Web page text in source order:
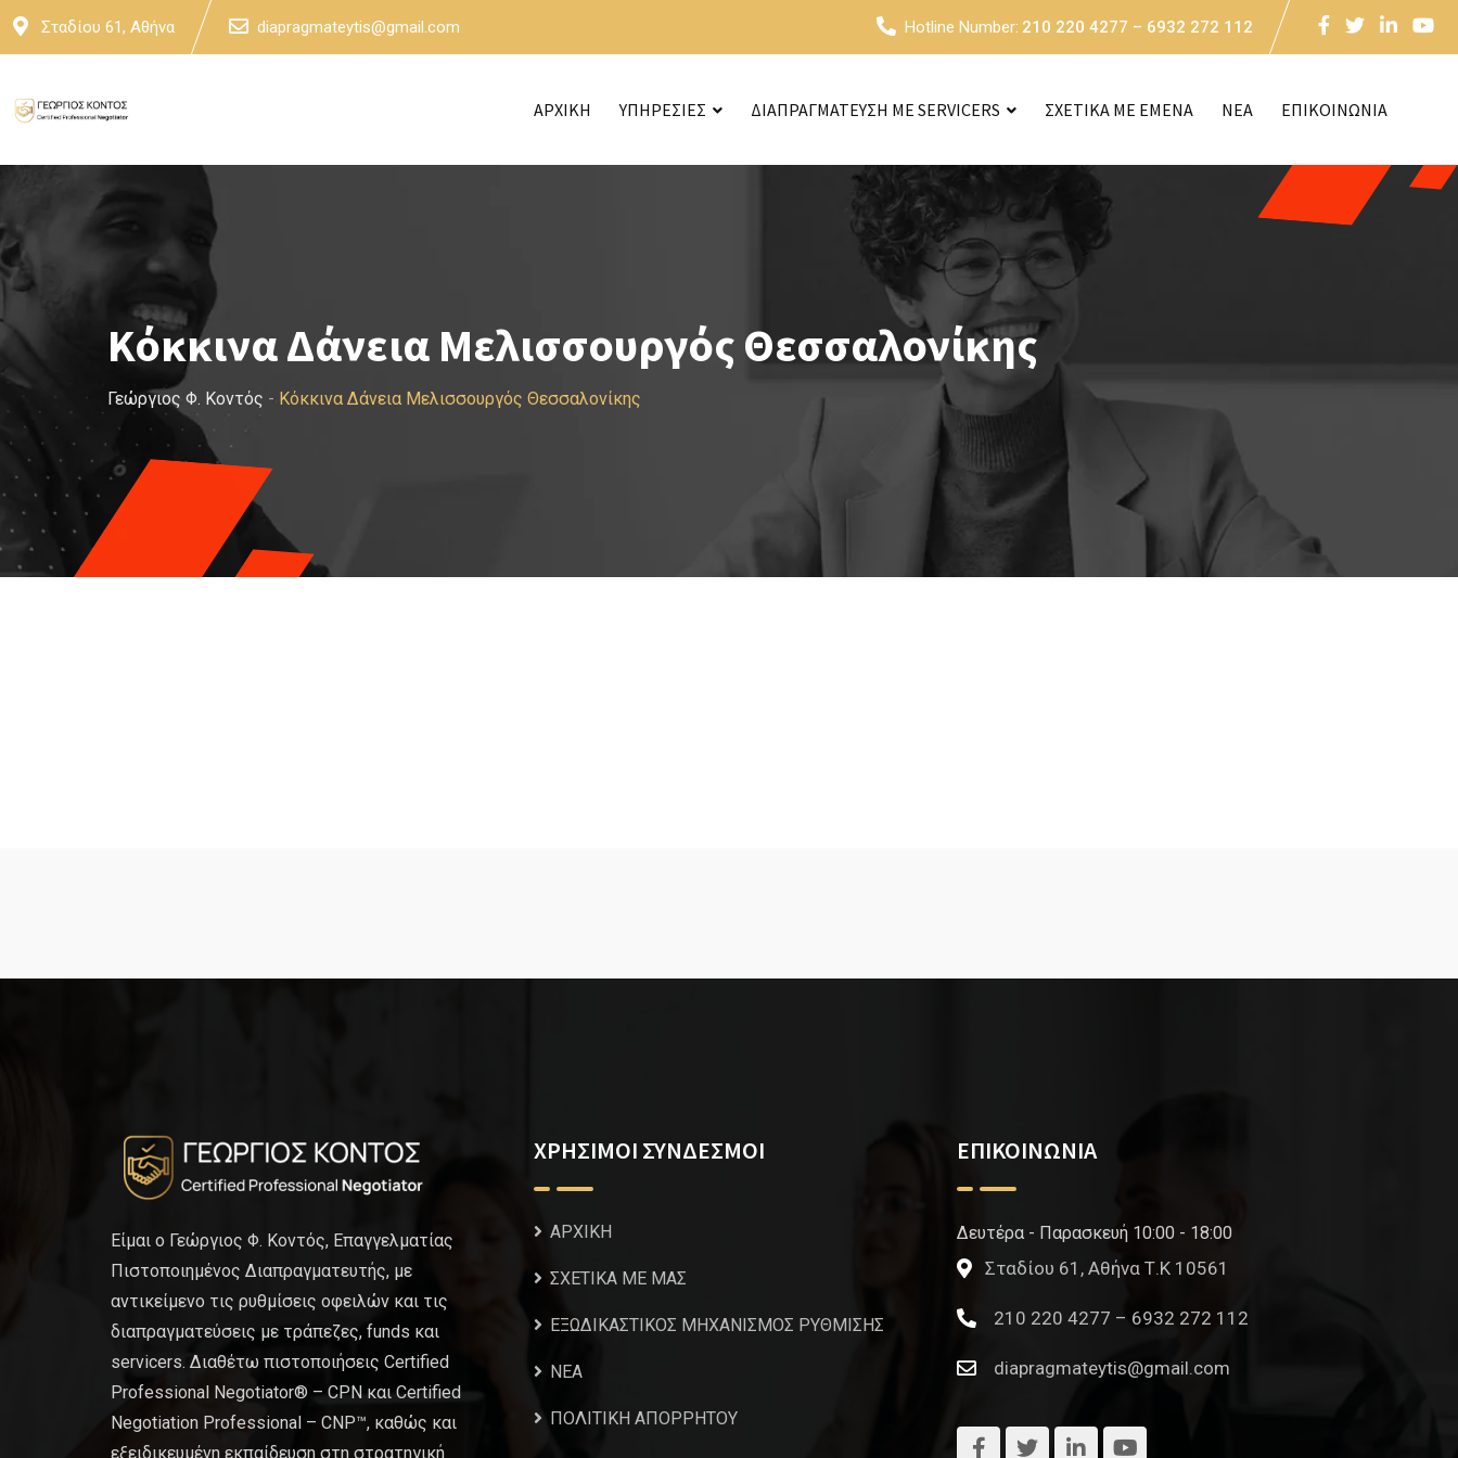
Skip
Σταδίου 61, Αθήνα diapragmateytis@gmail.com Hotline Number: 210 220 4277 – 6932 272 112
ΑΡΧΙΚΗ ΥΠΗΡΕΣΙΕΣ ΔΙΑΠΡΑΓΜΑΤΕΥΣΗ ΜΕ SERVICERS ΣΧΕΤΙΚΑ ΜΕ ΕΜΕΝΑ NEA ΕΠΙΚΟΙΝΩΝΙΑ
Κόκκινα Δάνεια Μελισσουργός Θεσσαλονίκης
Γεώργιος Φ. Κοντός - Κόκκινα Δάνεια Μελισσουργός Θεσσαλονίκης
Είμαι ο Γεώργιος Φ. Κοντός, Επαγγελματίας
Πιστοποιημένος Διαπραγματευτής, με
αντικείμενο τις ρυθμίσεις οφειλών και τις
διαπραγματεύσεις με τράπεζες, funds και
servicers. Διαθέτω πιστοποιήσεις Certified
Professional Negotiator® – CPN και Certified
Negotiation Professional – CNP™, καθώς και
εξειδικευμένη εκπαίδευση στη στρατηγική
ΧΡΗΣΙΜΟΙ ΣΥΝΔΕΣΜΟΙ
ΑΡΧΙΚΗ
ΣΧΕΤΙΚΑ ΜΕ ΜΑΣ
ΕΞΩΔΙΚΑΣΤΙΚΟΣ ΜΗΧΑΝΙΣΜΟΣ ΡΥΘΜΙΣΗΣ
NEA
ΠΟΛΙΤΙΚΗ ΑΠΟΡΡΗΤΟΥ
ΕΠΙΚΟΙΝΩΝΙΑ
Δευτέρα - Παρασκευή 10:00 - 18:00
Σταδίου 61, Αθήνα Τ.Κ 10561
210 220 4277 – 6932 272 112
diapragmateytis@gmail.com